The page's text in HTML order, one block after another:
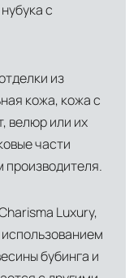
рынка
с
из
кожа, кожа с
велюр или их
части
Luxury,
бубинга и